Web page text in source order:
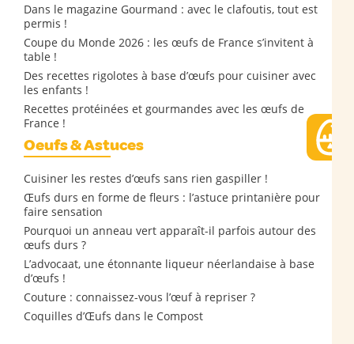
Dans le magazine Gourmand : avec le clafoutis, tout est
permis !
Coupe du Monde 2026 : les œufs de France s’invitent à
table !
Des recettes rigolotes à base d’œufs pour cuisiner avec
les enfants !
Recettes protéinées et gourmandes avec les œufs de
France !
Oeufs & Astuces
Cuisiner les restes d’œufs sans rien gaspiller !
Œufs durs en forme de fleurs : l’astuce printanière pour
faire sensation
Pourquoi un anneau vert apparaît-il parfois autour des
œufs durs ?
L’advocaat, une étonnante liqueur néerlandaise à base
d’œufs !
Couture : connaissez-vous l’œuf à repriser ?
Coquilles d’Œufs dans le Compost